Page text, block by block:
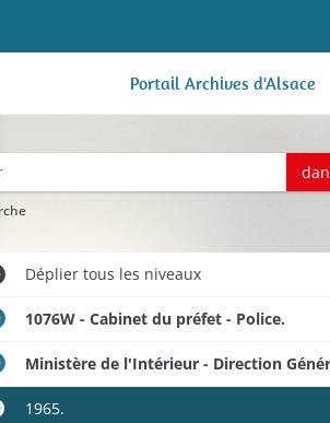
Portail Archives d'Alsace
Dépliertous les niveaux
1076W - Cabinet du préfet - Police.
Ministère de l'Intérieur - Direction
1965.